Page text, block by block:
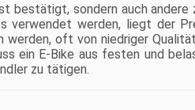
keine
Bike
bis
MIT
bestätigt, sondern auch
verwendet werden, liegt der
oft von niedriger
ein E-Bike aus festen und
zu tätigen.